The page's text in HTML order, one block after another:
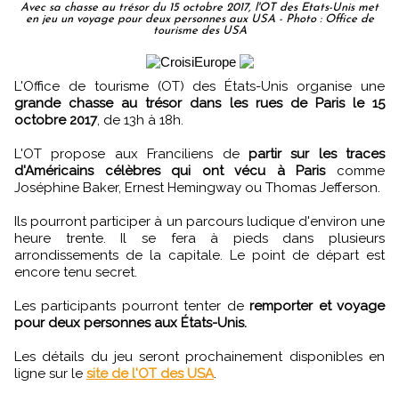
Avec sa chasse au trésor du 15 octobre 2017, l'OT des Etats-Unis met
en jeu un voyage pour deux personnes aux USA - Photo : Office de
tourisme des USA
L'Office de tourisme (OT) des États-Unis organise une
grande chasse au trésor dans les rues de Paris le 15
octobre 2017, de 13h à 18h.
L'OT propose aux Franciliens de partir sur les traces
d'Américains célèbres qui ont vécu à Pariscomme
Joséphine Baker, Ernest Hemingway ou Thomas Jefferson.
Ils pourront participer à un parcours ludique d'environ une
heure trente. Il se fera à pieds dans plusieurs
arrondissements de la capitale. Le point de départ est
encore tenu secret.
Les participants pourront tenter deremporter et voyage
pour deux personnes aux États-Unis.
Les détails du jeu seront prochainement disponibles en
ligne sur le site de l'OT des USA.